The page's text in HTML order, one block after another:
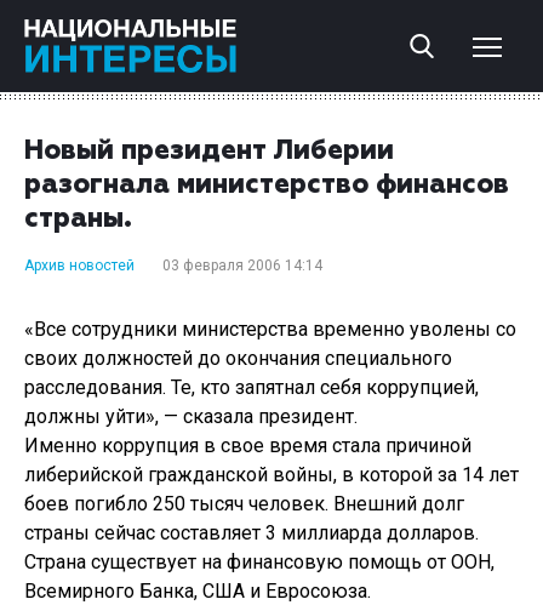
Новый президент Либерии
разогнала министерство финансов
страны.
Архив новостей 03 февраля 2006 14:14
«Все сотрудники министерства временно уволены со
своих должностей до окончания специального
расследования. Те, кто запятнал себя коррупцией,
должны уйти», — сказала президент.
Именно коррупция в свое время стала причиной
либерийской гражданской войны, в которой за 14 лет
боев погибло 250 тысяч человек. Внешний долг
страны сейчас составляет 3 миллиарда долларов.
Страна существует на финансовую помощь от ООН,
Всемирного Банка, США и Евросоюза.